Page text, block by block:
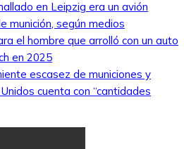
en Leipzig era un avión
munición, según medios
el hombre que arrolló con un auto
en 2025
escasez de municiones y
cuenta con “cantidades